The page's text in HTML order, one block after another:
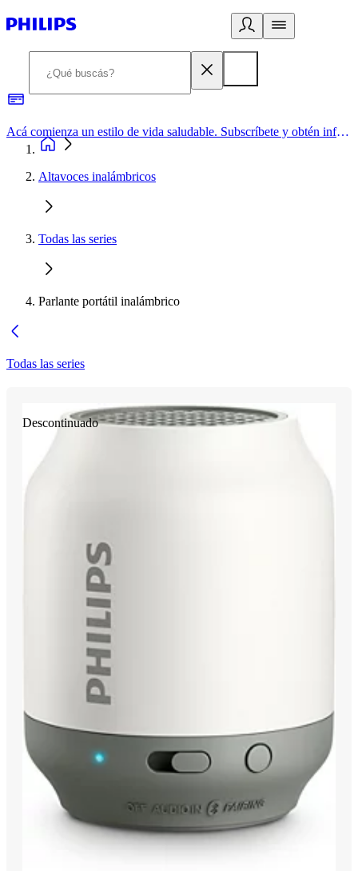
Acá comienza un estilo de vida saludable. Subscríbete y obtén información de primera mano
Altavoces inalámbricos
Todas las series
Parlante portátil inalámbrico
Todas las series
Descontinuado